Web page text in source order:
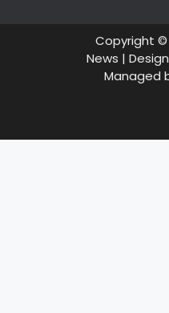
Copyright ©
News |
Managed